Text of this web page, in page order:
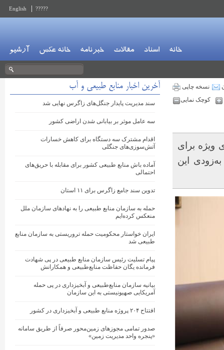
?????
English
خانه اسناد مقالات خبرنامه خانه عکس آرشیو
نسخه چاپی
کوچک نمایی
ویژه برای
این
آخرین اخبار منابع طبیعی و آب
سند مدیریت پایدار جنگل‌های زاگرس نهایی شد
سه عامل موثر بر بیابانی شدن اراضی کشور
اقدام مشترک سه دستگاه برای کاهش خسارات
آتش‌سوزی‌های جنگلی
آماده باش منابع طبیعی کشور برای مقابله با حریق‌های
احتمالی
تدوین سند جامع زاگرس برای ۱۱ استان
حمله به سازمان منابع طبیعی را به نهادهای سازمان ملل
منعکس کرده‌ایم
ایران خواستار محکومیت حمله تروریستی به سازمان منابع
طبیعی شد
پیام تسلیت رئیس سازمان منابع طبیعی در پی شهادت
فرمانده یگان حفاظت منابع‌طبیعی و همکارانش
بیانیه سازمان منابع‌طبیعی و آبخیزداری در پی حمله
آمریکایی صهیونیستی به این سازمان
افتتاح ۲۰۴ پروژه منابع طبیعی و آبخیزداری در کشور
صدور تمامی مجوزهای زمین‌محور صرفاً از طریق سامانه
«پنجره واحد مدیریت زمین»